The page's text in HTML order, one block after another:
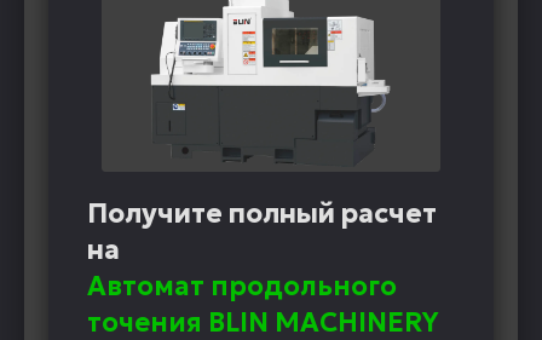
Получите полный расчет
на
Автомат продольного
точения BLIN MACHINERY